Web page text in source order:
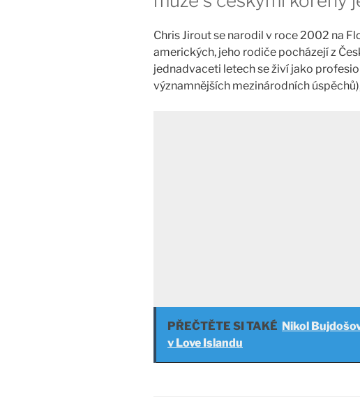
Chris Jirout se narodil v roce 2002 na
amerických, jeho rodiče pocházejí z
jednadvaceti letech se živí jako
významnějších mezinárodních
PŘEČTĚTE SI TAKÉ Nikol
v Love Islandu